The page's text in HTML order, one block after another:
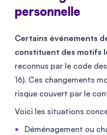
personnelle
Certains événements
constituent des motifs
reconnus par le code
16). Ces changements
risque couvert par le
Voici les situations
Déménagement ou